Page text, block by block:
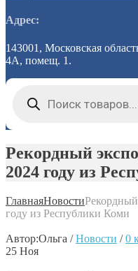
Адрес:
143001, Московская
4А, помещ. 1.
товаров
Рекордный
2024 году из
ГлавнаяНовости
году из Республики Коми
Автор:Ольга / Новости / 0
25 Ноя